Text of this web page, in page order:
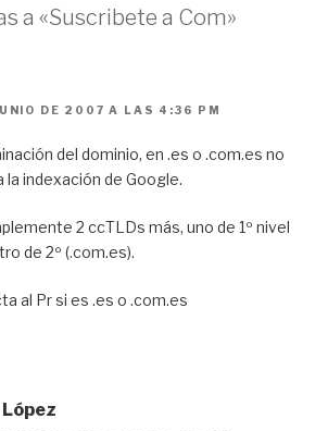
a «Suscribete a Com»
DE 2007 A LAS 4:36 PM
del dominio, en .es o .com.es no
la indexación de Google.
2 ccTLDs más, uno de 1º nivel
de 2º (.com.es).
al Pr si es .es o .com.es